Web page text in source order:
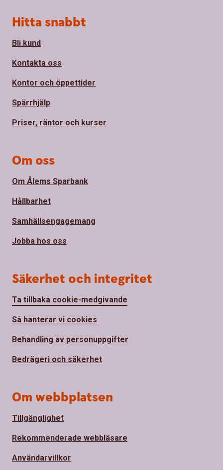
Sidfot
Hitta snabbt
Bli kund
Kontakta oss
Kontor och öppettider
Spärrhjälp
Priser, räntor och kurser
Om oss
Om Ålems Sparbank
Hållbarhet
Samhällsengagemang
Jobba hos oss
Säkerhet och integritet
Ta tillbaka cookie-medgivande
Så hanterar vi cookies
Behandling av personuppgifter
Bedrägeri och säkerhet
Om webbplatsen
Tillgänglighet
Rekommenderade webbläsare
Användarvillkor